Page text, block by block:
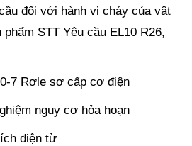
đối với hành vi cháy của vật
STT Yêu cầu EL10 R26,
7 Rơle sơ cấp cơ điện
nguy cơ hỏa hoạn
điện từ